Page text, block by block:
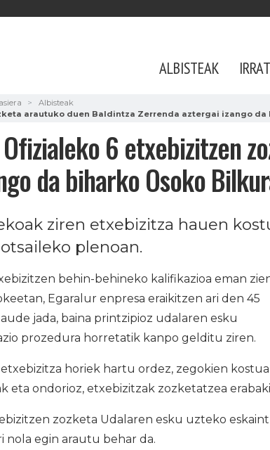
ALBISTEAK
Albisteak
arautuko duen Baldintza Zerrenda aztergai izango da
6 etxebizitzen
da biharko Osoko
ziren etxebizitza hauen
plenoan.
behin-behineko kalifikazioa eman
Egaralur enpresa eraikitzen ari den 45
jada, baina printzipioz udalaren esku
prozedura horretatik kanpo gelditu ziren.
horiek hartu ordez, zegokien kostua
ondorioz, etxebizitzak zozketatzea
zozketa Udalaren esku uzteko
nola egin arautu behar da.